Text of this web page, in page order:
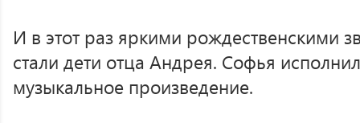
И в этот раз яркими рождественскими
стали дети отца Андрея. Софья
музыкальное произведение.